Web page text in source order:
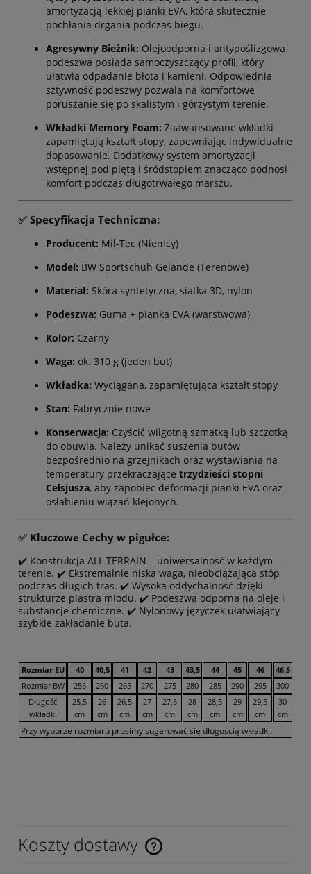
amortyzacją lekkiej pianki EVA, która skutecznie
pochłania drgania podczas biegu.
Agresywny Bieżnik: Olejoodporna i antypoślizgowa
podeszwa posiada samoczyszczący profil, który
ułatwia odpadanie błota i kamieni. Odpowiednia
sztywność podeszwy pozwala na komfortowe
poruszanie się po skalistym i górzystym terenie.
Wkładki Memory Foam: Zaawansowane wkładki
zapamiętują kształt stopy, zapewniając indywidualne
dopasowanie. Dodatkowy system amortyzacji
wstępnej pod piętą i śródstopiem znacząco podnosi
komfort podczas długotrwałego marszu.
✅ Specyfikacja Techniczna:
Producent: Mil-Tec (Niemcy)
Model: BW Sportschuh Gelände (Terenowe)
Materiał: Skóra syntetyczna, siatka 3D, nylon
Podeszwa: Guma + pianka EVA (warstwowa)
Kolor: Czarny
Waga: ok. 310 g (jeden but)
Wkładka: Wyciągana, zapamiętująca kształt stopy
Stan: Fabrycznie nowe
Konserwacja: Czyścić wilgotną szmatką lub szczotką
do obuwia. Należy unikać suszenia butów
bezpośrednio na grzejnikach oraz wystawiania na
temperatury przekraczające trzydzieści stopni
Celsjusza, aby zapobiec deformacji pianki EVA oraz
osłabieniu wiązań klejonych.
✅ Kluczowe Cechy w pigułce:
✔️ Konstrukcja ALL TERRAIN – uniwersalność w każdym
terenie. ✔️ Ekstremalnie niska waga, nieobciążająca stóp
podczas długich tras. ✔️ Wysoka oddychalność dzięki
strukturze plastra miodu. ✔️ Podeszwa odporna na oleje i
substancje chemiczne. ✔️ Nylonowy języczek ułatwiający
szybkie zakładanie buta.
Rozmiar EU 40 40,5 41 42 43 43,5 44 45 46 46,5
Przy wyborze rozmiaru prosimy sugerować się długością wkładki.
Rozmiar BW 255 260 265 270 275 280 285 290 295
300
Długość
wkładki
25,5
cm
26
cm
26,5
cm
27
cm
27,5
cm
28
cm
28,5
cm
29
cm
29,5
cm
30
cm
Koszty dostawy
Cena nie zawiera ewentualnych kosztów płatności